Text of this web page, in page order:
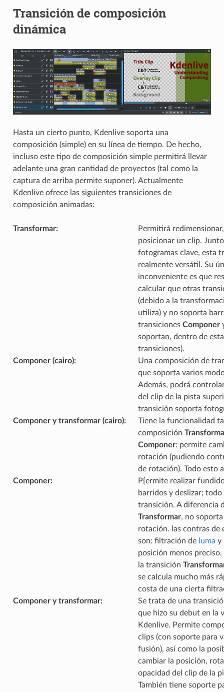
Transición de composición
dinámica
Hasta un cierto punto, Kdenlive soporta una
composición (simple) en su línea de tiempo. De hecho,
incluso este tipo de composición simple permitirá llevar
adelante una gran cantidad de proyectos (tal como la
captura de arriba permite suponer). Actualmente
Kdenlive ofrece las siguientes transiciones de
composición animadas:
Transformar:
Permitirá
posicionar un clip.
fotogramas clave, esta
realmente versátil. Su
inconveniente es que
calcular que otras
(debido a la
utiliza) y no soporta
transiciones Componer
soportan, dentro de
transiciones).
Componer (cairo):
Una composición de
que soporta varios
Además, podrá
del clip de la pista
transición soporta
Componer y transformar (cairo):
Tiene la funcionalidad
composición
Componer: permite
rotación (pudiendo
de rotación). Todo esto
Componer:
P{ermite realizar
barridos y deslizar; todo
transición. A diferencia
Transformar, no
rotación. las contras de
son: filtración de luma y
posición menos
la transición
se calcula mucho más
costa de una cierta
Componer y transformar:
Se trata de una
que hizo su debut en la
Kdenlive. Permite
clips (con soporte para
fusión), así como la
cambiar la posición,
opacidad del clip de la
También tiene soporte